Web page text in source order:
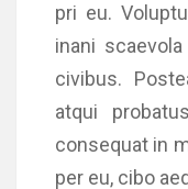
pri eu.
inani
civibus.
atqui
consequat in
per eu, cibo